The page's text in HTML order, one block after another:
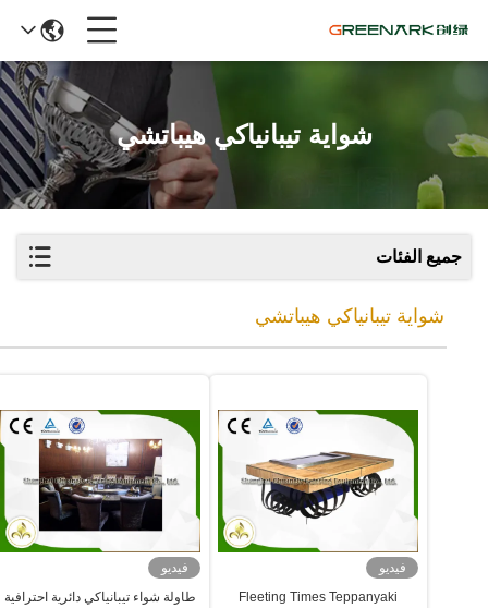
شواية تيبانياكي هيباتشي
جميع الفئات
شواية تيبانياكي هيباتشي
فيديو
Fleeting Times Teppanyaki
فيديو
طاولة شواء تيبانياكي دائرية احترافية